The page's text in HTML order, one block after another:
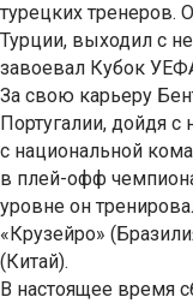
турецких тренеров.
Турции, выходил с
завоевал Кубок
За свою карьеру
Португалии, дойдя
с национальной
в плей-офф
уровне он
«Крузейро»
(Китай).
В настоящее время